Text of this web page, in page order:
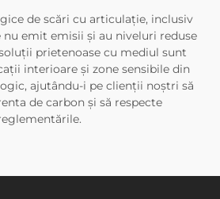
de scări cu articulație, inclusiv
emit emisii și au niveluri reduse
prietenoase cu mediul sunt
interioare și zone sensibile din
ajutându-i pe clienții noștri să
de carbon și să respecte